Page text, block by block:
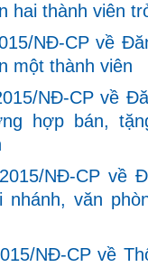
hai thành viên
NĐ-CP về
một thành viên
NĐ-CP về
hợp bán,
NĐ-CP về
văn
NĐ-CP về